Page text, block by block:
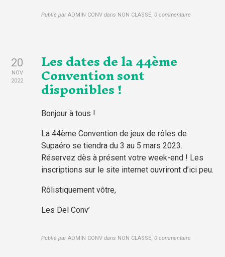
Publié par ADMIN CONV dans NON CLASSÉ,0 commentaire
20
NOV
2022
Les dates de la 44ème
Convention sont
disponibles !
Bonjour à tous !
La 44ème Convention de jeux de rôles de
Supaéro se tiendra du 3 au 5 mars 2023.
Réservez dès à présent votre week-end ! Les
inscriptions sur le site internet ouvriront d’ici peu.
Rôlistiquement vôtre,
Les Del Conv’
Publié par ADMIN CONV dans NON CLASSÉ,0 commentaire